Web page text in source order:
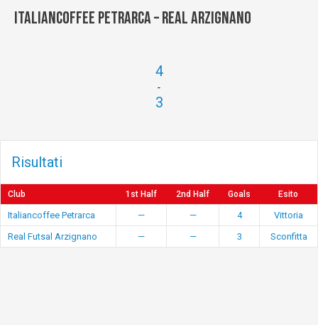
Italiancoffee Petrarca – Real Arzignano
4
-
3
Risultati
Club 1st Half 2nd Half Goals Esito
Italiancoffee Petrarca — — 4
Vittoria
Real Futsal Arzignano
— — 3 Sconfitta